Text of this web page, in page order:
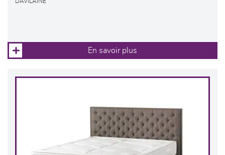
DAVILAINE
En savoir plus